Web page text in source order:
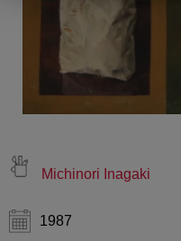
Michinori Inagaki
1987